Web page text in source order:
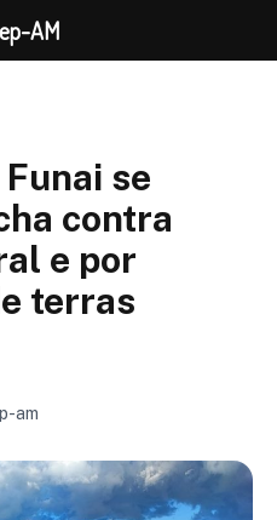
se
contra
e por
terras
am
AM